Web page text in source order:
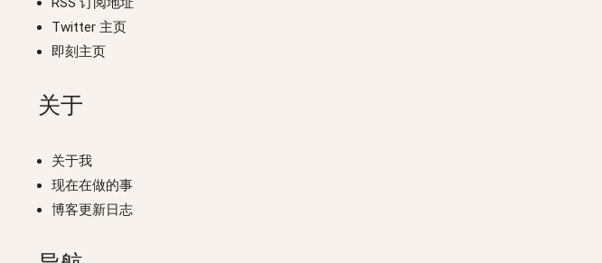
Twitter 主页
即刻主页
关于
关于我
现在在做的事
博客更新日志